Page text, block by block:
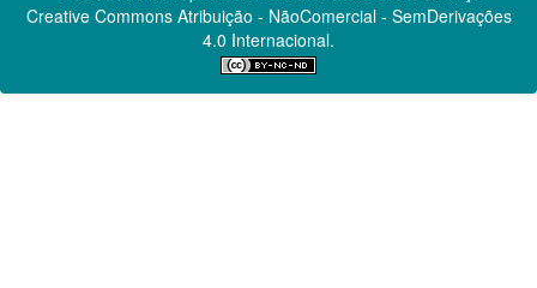
Creative CommonsAtribuição - NãoComercial - SemDerivações
4.0 Internacional.